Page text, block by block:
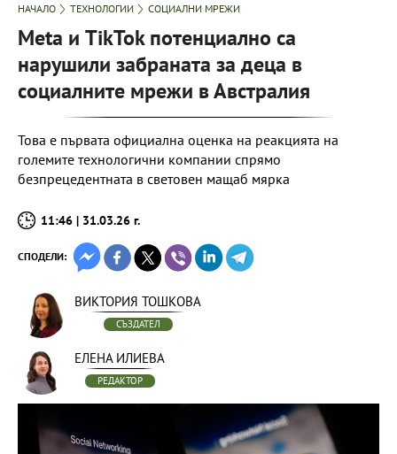
НАЧАЛО ТЕХНОЛОГИИ СОЦИАЛНИ МРЕЖИ
Meta и TikTok потенциално са
нарушили забраната за деца в
социалните мрежи в Австралия
Това е първата официална оценка на реакцията на
големите технологични компании спрямо
безпрецедентната в световен мащаб мярка
11:46 | 31.03.26 г.
СПОДЕЛИ:
ВИКТОРИЯ ТОШКОВА
СЪЗДАТЕЛ
ЕЛЕНА ИЛИЕВА
РЕДАКТОР